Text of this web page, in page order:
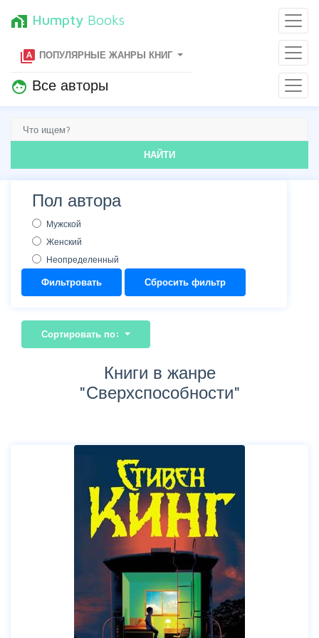
home_work Humpty Books
type_specimen ПОПУЛЯРНЫЕ ЖАНРЫ КНИГ
face Все авторы
НАЙТИ
Пол автора
Мужской
Женский
Неопределенный
Фильтровать Сбросить фильтр
Сортировать по:
Книги в жанре
"Сверхспособности"